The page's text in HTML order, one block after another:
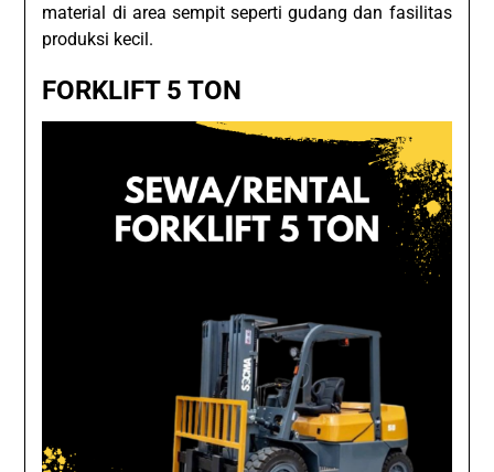
material di area sempit seperti gudang dan fasilitas
produksi kecil.
FORKLIFT 5 TON